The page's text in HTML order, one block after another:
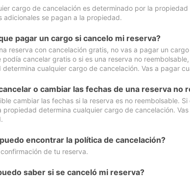
cargo de cancelación es determinado por la
adicionales se pagan a la propiedad.
pagar un cargo si cancelo mi reserva?
reserva con cancelación gratis, no vas a pagar un
podía cancelar gratis o si es una reserva no
determina cualquier cargo de cancelación. Vas a pagar
o cambiar las fechas de una reserva no
cambiar las fechas si la reserva es no reembolsable.
propiedad determina cualquier cargo de cancelación.
encontrar la política de cancelación?
de tu reserva.
saber si se canceló mi reserva?